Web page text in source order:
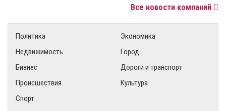
Все новости компаний
Политика
Экономика
Недвижимость
Город
Бизнес
Дороги и транспорт
Происшествия
Культура
Спорт